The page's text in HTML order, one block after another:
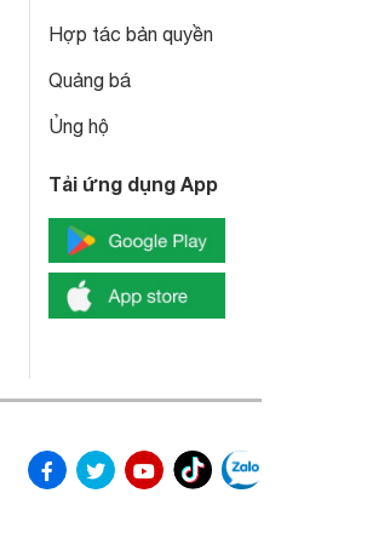
Hợp tác bản quyền
Quảng bá
Ủng hộ
Tải ứng dụng App